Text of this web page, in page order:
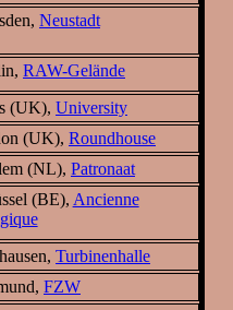
Neustadt
RAW-Gelände
(UK), University
(UK), Roundhouse
(NL), Patronaat
(BE), Ancienne
Turbinenhalle
FZW